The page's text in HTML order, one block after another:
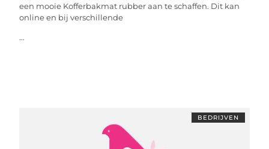
een mooie Kofferbakmat rubber aan te schaffen. Dit kan
online en bij verschillende
...
BEDRIJVEN